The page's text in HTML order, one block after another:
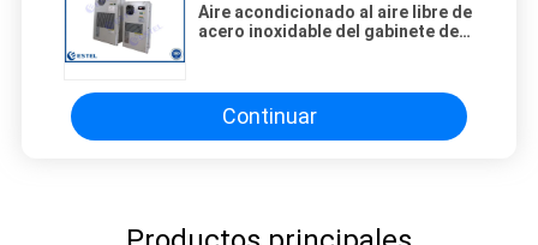
Aire acondicionado al aire libre de
acero inoxidable del gabinete de
Continuar